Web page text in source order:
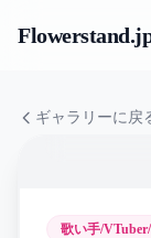
Flowerstand
ギャラリーに戻
歌い手/